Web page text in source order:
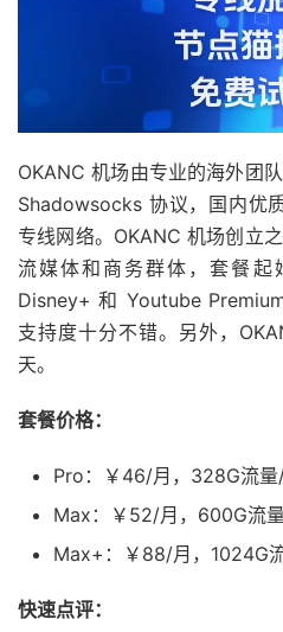
OKANC 机场由专业的海外团
Shadowsocks 协议，国内优
专线网络。OKANC 机场创立
流媒体和商务群体，套餐起
Disney+ 和 Youtube
支持度十分不错。另外，
天。
套餐价格：
Pro：￥46/月，328G流量/
Max：￥52/月，600G流量
Max+：￥88/月，1024G
快速点评：